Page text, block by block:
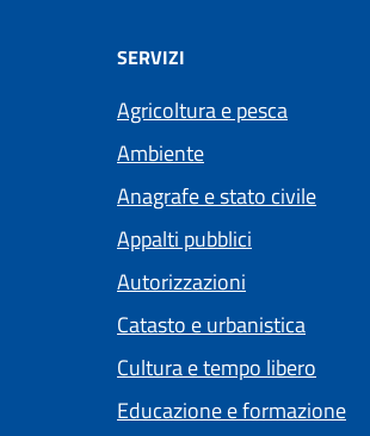
SERVIZI
Agricoltura e pesca
Ambiente
Anagrafe e stato civile
Appalti pubblici
Autorizzazioni
Catasto e urbanistica
Cultura e tempo libero
Educazione e formazione